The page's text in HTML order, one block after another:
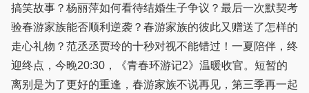
搞笑故事？杨丽萍如何看待结婚生子争议？最后一次默契考
验春游家族能否顺利逆袭？春游家族的彼此又赠送了怎样的
走心礼物？范丞丞贾玲的十秒对视不能错过！一夏陪伴，终
迎终点，今晚20:30，《青春环游记2》温暖收官。短暂的
离别是为了更好的重逢，春游家族不说再见，第三季再一起